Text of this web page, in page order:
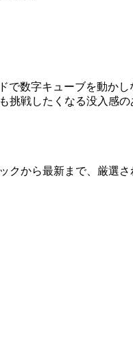
で数字キューブを動か
挑戦したくなる没入感の
クから最新まで、厳選